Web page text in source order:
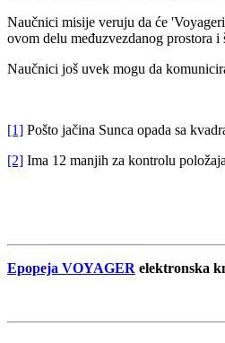
Naučnici misije veruju da će
ovom delu međuzvezdanog prostora
Naučnici još uvek mogu da
[1] Pošto jačina Sunca opada sa
[2] Ima 12 manjih za kontrolu
Epopeja VOYAGER elektronska